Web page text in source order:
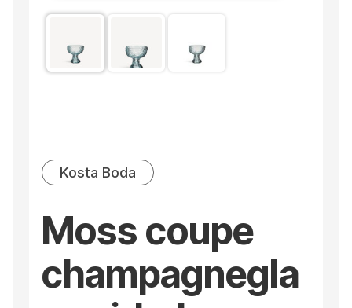
Kosta Boda
Moss coupe
champagnegla